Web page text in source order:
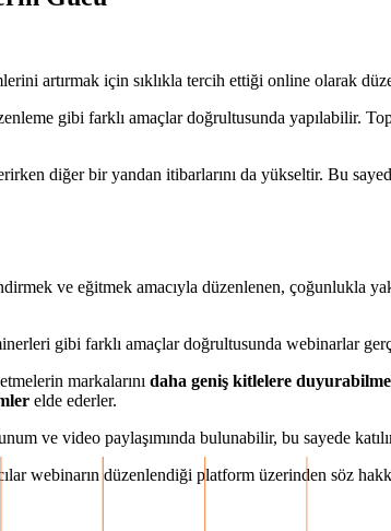
artırmak için sıklıkla tercih ettiği online olarak
gibi farklı amaçlar doğrultusunda yapılabilir.
diğer bir yandan itibarlarını da yükseltir. Bu
ve eğitmek amacıyla düzenlenen, çoğunlukla
gibi farklı amaçlar doğrultusunda webinarlar
markalarını daha geniş kitlelere
elde ederler.
ve video paylaşımında bulunabilir, bu sayede
webinarın düzenlendiği platform üzerinden söz